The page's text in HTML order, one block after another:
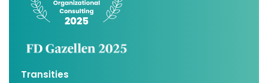
Transities